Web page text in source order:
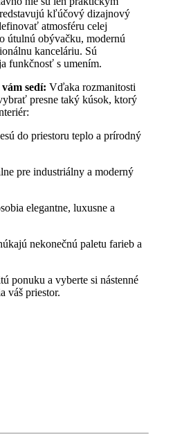
kľúčový dizajnový
atmosféru celej
útulnú obývačku, modernú
kanceláriu. Sú
funkčnosť s umením.
sedí: Vďaka rozmanitosti
presne taký kúsok, ktorý
do priestoru teplo a prírodný
pre industriálny a moderný
elegantne, luxusne a
nekonečnú paletu farieb a
ponuku a vyberte si nástenné
váš priestor.